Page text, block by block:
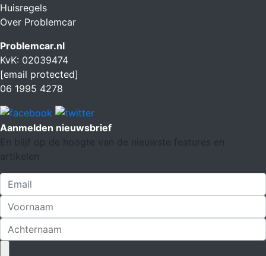
Huisregels
Over Problemcar
Problemcar.nl
KvK: 02039474
[email protected]
06 1995 4278
Aanmelden nieuwsbrief
En blijf op de hoogte van de nieuwste features en
artikelen